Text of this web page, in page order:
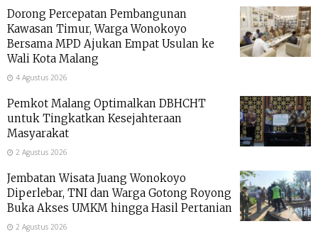
Dorong Percepatan Pembangunan
Kawasan Timur, Warga Wonokoyo
Bersama MPD Ajukan Empat Usulan ke
Wali Kota Malang
4 Agustus 2026
Pemkot Malang Optimalkan DBHCHT
untuk Tingkatkan Kesejahteraan
Masyarakat
2 Agustus 2026
Jembatan Wisata Juang Wonokoyo
Diperlebar, TNI dan Warga Gotong Royong
Buka Akses UMKM hingga Hasil Pertanian
2 Agustus 2026